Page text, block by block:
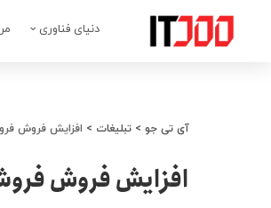
دنیای فناوری
آی تی جو > تبلیغات > افزایش فروش فروشگاه
افزایش فروش فروشگاه